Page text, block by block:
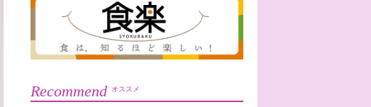
Recommend オススメ